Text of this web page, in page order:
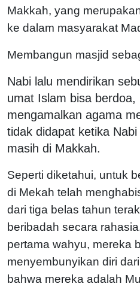
Makkah, yang
ke dalam masyarakat
Membangun masjid
Nabi lalu mendirikan
umat Islam bisa berdoa,
mengamalkan agama
tidak didapat ketika
masih di Makkah.
Seperti diketahui, untuk
di Mekah telah
dari tiga belas tahun
beribadah secara
pertama wahyu, mereka
menyembunyikan diri
bahwa mereka adalah